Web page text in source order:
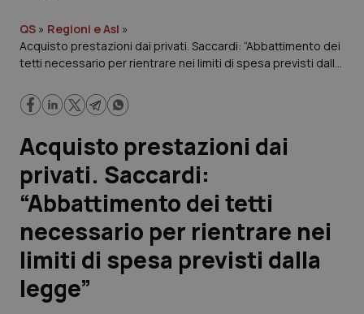
Governo e Parlamento
Regioni e Asl
Lavoro e Professioni
Scienza e Farmaci
Studi e Analisi
Lettere al direttore
Edizioni Regionali
QS » Regioni e Asl »
Acquisto prestazioni dai privati. Saccardi: “Abbattimento dei
tetti necessario per rientrare nei limiti di spesa previsti dalla
Acquisto prestazioni dai
privati. Saccardi:
“Abbattimento dei tetti
necessario per rientrare nei
limiti di spesa previsti dalla
legge”